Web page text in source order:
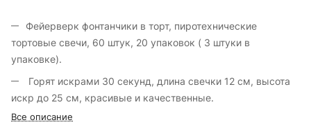
Фейерверк фонтанчики в торт, пиротехнические
тортовые свечи, 60 штук, 20 упаковок ( 3 штуки в
упаковке).
искр до 25 см, красивые и качественные.
Выгодная общая стоимость закупки для кафе и
Все описание